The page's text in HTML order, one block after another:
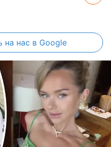
на нас в Google